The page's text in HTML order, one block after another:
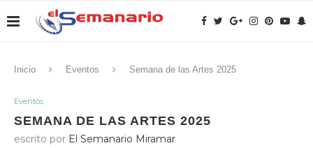
Inicio Eventos Semana de las Artes 2025
Eventos
SEMANA DE LAS ARTES 2025
escrito por El Semanario Miramar